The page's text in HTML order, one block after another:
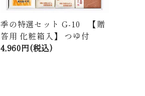
季の特選セット G-10 【贈
答用 化粧箱入】 つゆ付
4,960円(税込)